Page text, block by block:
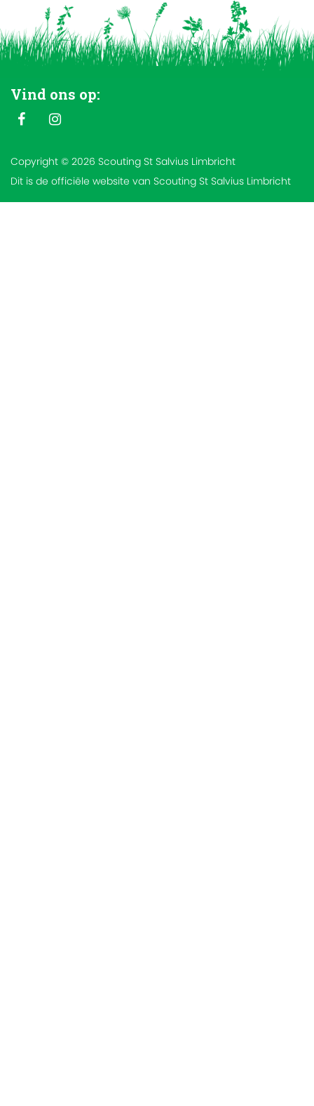
Vind ons op:
Copyright © 2026 Scouting St Salvius Limbricht
Dit is de officiële website van Scouting St Salvius Limbricht